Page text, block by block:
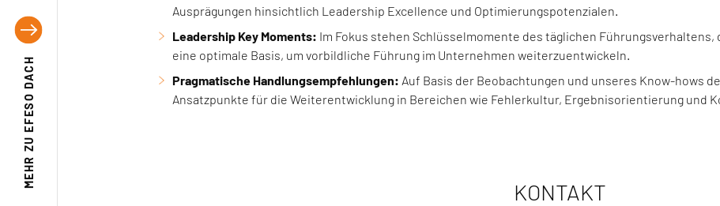
MEHR ZU
EFESO DACH
Ausprägungen hinsichtlich Leadership Excellence und Optimierungspotenzialen.
Leadership Key Moments: Im Fokus stehen Schlüsselmomente des täglichen
eine optimale Basis, um vorbildliche Führung im Unternehmen weiterzuentwickeln.
Pragmatische Handlungsempfehlungen: Auf Basis der Beobachtungen und unseres Know-hows
Ansatzpunkte für die Weiterentwicklung in Bereichen wie Fehlerkultur, Ergebnisorientierung und
KONTAKT